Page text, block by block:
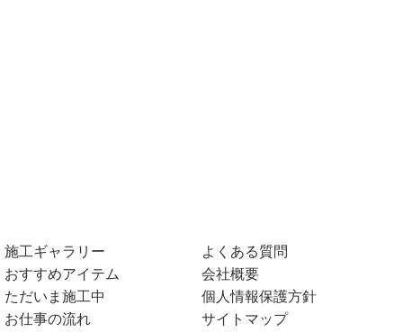
施工ギャラリー
おすすめアイテム
ただいま施工中
お仕事の流れ
よくある質問
会社概要
個人情報保護方針
サイトマップ